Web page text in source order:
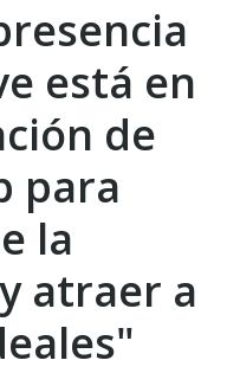
está en
de
para
la
atraer a